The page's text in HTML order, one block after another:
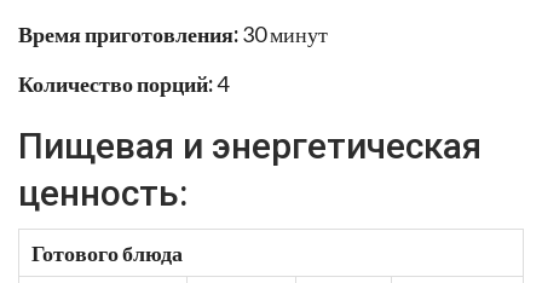
Время приготовления:30 минут
Количество порций:4
Пищевая и энергетическая
ценность:
Готового блюда